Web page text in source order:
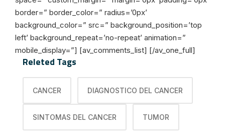
border=” border_color=” radius=’0px’
background_color=” src=” background_position=’top
left’ background_repeat=’no-repeat’ animation=”
mobile_display=”] [av_comments_list] [/av_one_full]
Releted Tags
CANCER DIAGNOSTICO DEL CANCER
SINTOMAS DEL CANCER TUMOR